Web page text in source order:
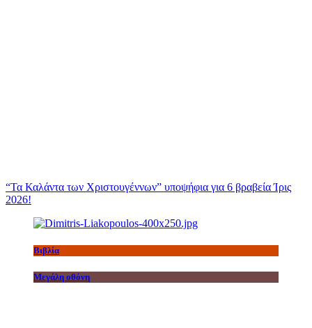
“Τα Καλάντα των Χριστουγέννων” υποψήφια για 6 βραβεία Ίρις
2026!
Βιβλία
Μεγάλη οθόνη